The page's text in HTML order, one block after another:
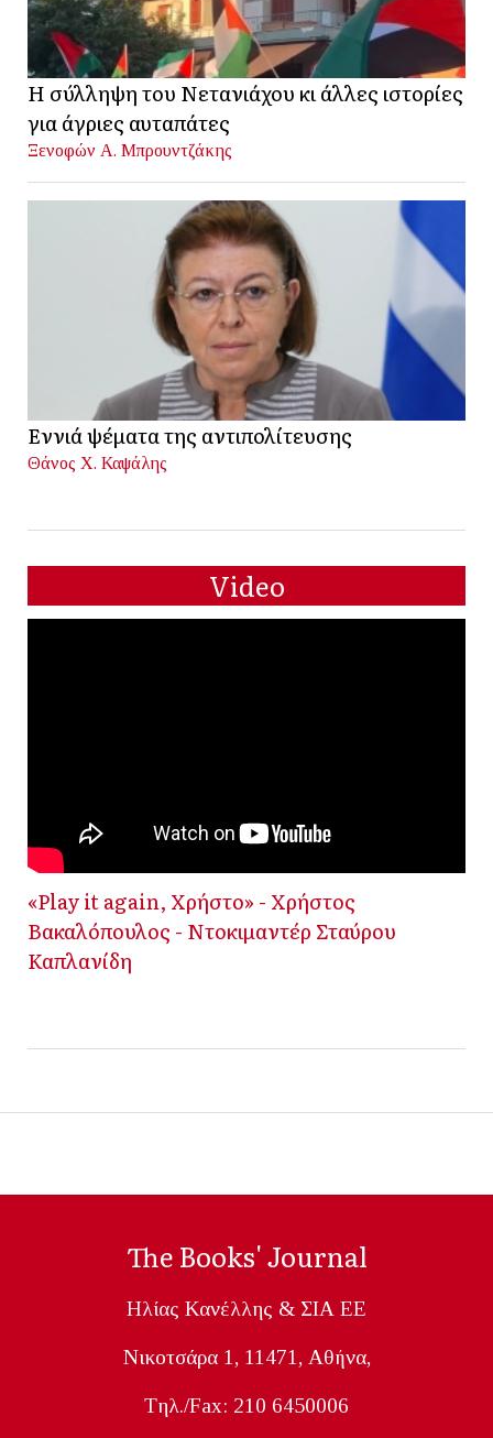
Η σύλληψη του Νετανιάχου κι άλλες ιστορίες
για άγριες αυταπάτες
Ξενοφών Α. Μπρουντζάκης
Εννιά ψέματα της αντιπολίτευσης
Θάνος Χ. Καψάλης
Video
«Play it again, Χρήστο» - Χρήστος
Βακαλόπουλος - Ντοκιμαντέρ Σταύρου
Καπλανίδη
The Books' Journal
Ηλίας Κανέλλης & ΣΙΑ ΕΕ
Nικοτσάρα 1, 11471, Aθήνα,
Tηλ./Fax: 210 6450006